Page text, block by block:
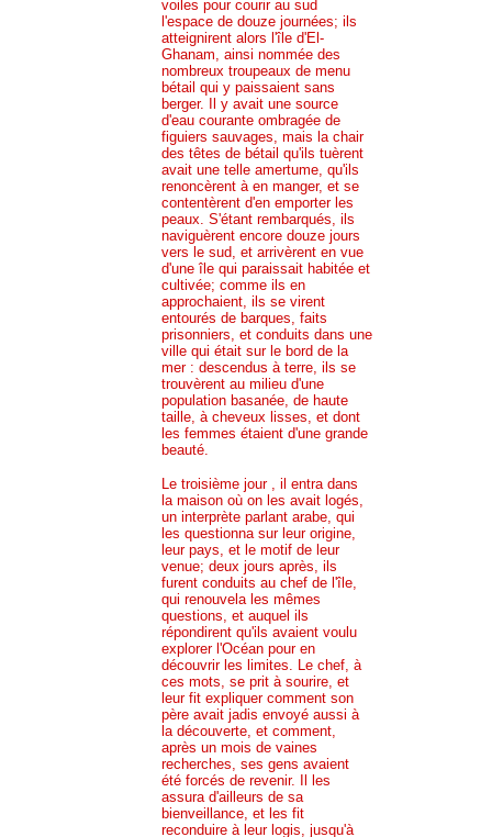
voiles pour courir au sud
l'espace de douze journées; ils
atteignirent alors l'île d'El-
Ghanam, ainsi nommée des
nombreux troupeaux de menu
bétail qui y paissaient sans
berger. Il y avait une source
d'eau courante ombragée de
figuiers sauvages, mais la chair
des têtes de bétail qu'ils tuèrent
avait une telle amertume, qu'ils
renoncèrent à en manger, et se
contentèrent d'en emporter les
peaux. S'étant rembarqués, ils
naviguèrent encore douze jours
vers le sud, et arrivèrent en vue
d'une île qui paraissait habitée et
cultivée; comme ils en
approchaient, ils se virent
entourés de barques, faits
prisonniers, et conduits dans une
ville qui était sur le bord de la
mer : descendus à terre, ils se
trouvèrent au milieu d'une
population basanée, de haute
taille, à cheveux lisses, et dont
les femmes étaient d'une grande
beauté.
Le troisième jour , il entra dans
la maison où on les avait logés,
un interprète parlant arabe, qui
les questionna sur leur origine,
leur pays, et le motif de leur
venue; deux jours après, ils
furent conduits au chef de l'île,
qui renouvela les mêmes
questions, et auquel ils
répondirent qu'ils avaient voulu
explorer l'Océan pour en
découvrir les limites. Le chef, à
ces mots, se prit à sourire, et
leur fit expliquer comment son
père avait jadis envoyé aussi à
la découverte, et comment,
après un mois de vaines
recherches, ses gens avaient
été forcés de revenir. Il les
assura d'ailleurs de sa
bienveillance, et les fit
reconduire à leur logis, jusqu'à